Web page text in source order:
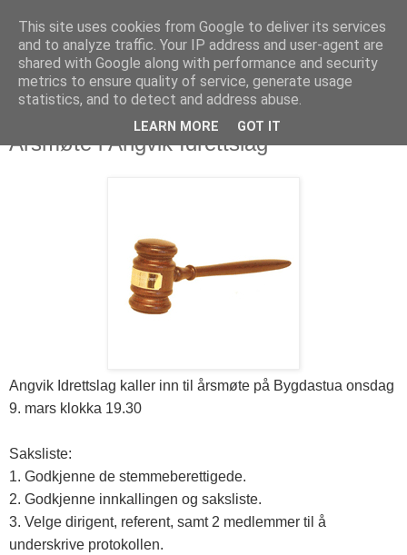
Årsmøte i Angvik Idrettslag
Angvik Idrettslag kaller inn til årsmøte på Bygdastua onsdag
9. mars klokka 19.30
Saksliste:
1. Godkjenne de stemmeberettigede.
2. Godkjenne innkallingen og saksliste.
3. Velge dirigent, referent, samt 2 medlemmer til å
underskrive protokollen.
This site uses cookies from Google to deliver its services
and to analyze traffic. Your IP address and user-agent are
shared with Google along with performance and security
metrics to ensure quality of service, generate usage
statistics, and to detect and address abuse.
LEARN MORE GOT IT